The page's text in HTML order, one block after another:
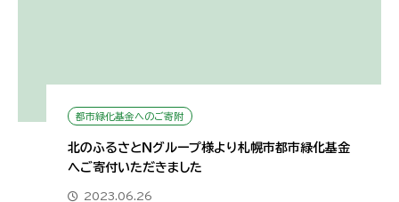
都市緑化基金へのご寄附
北のふるさとＮグループ様より札幌市都市緑化基金
へご寄付いただきました
2023.06.26